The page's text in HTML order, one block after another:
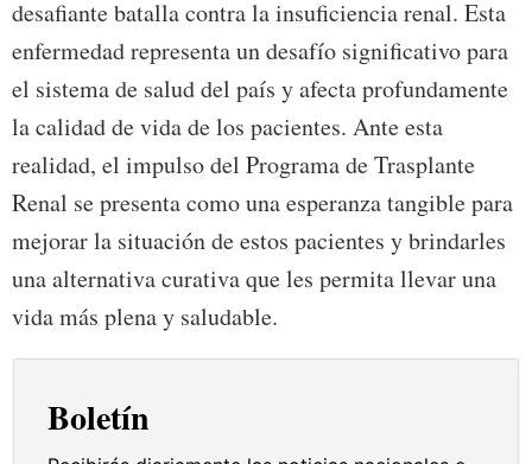
desafiante batalla contra la insuficiencia renal. Esta
enfermedad representa un desafío significativo para
el sistema de salud del país y afecta profundamente
la calidad de vida de los pacientes. Ante esta
realidad, el impulso del Programa de Trasplante
Renal se presenta como una esperanza tangible para
mejorar la situación de estos pacientes y brindarles
una alternativa curativa que les permita llevar una
vida más plena y saludable.
Boletín